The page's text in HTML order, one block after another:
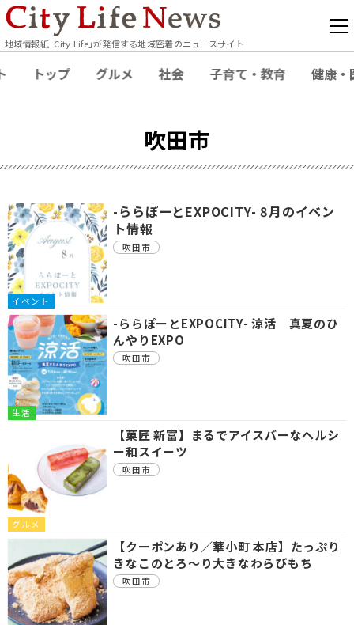
地域情報紙｢City Life｣が発信する地域密着のニュースサイト
トップ グルメ 社会 子育て・教育 健康・
吹田市
イベント
-ららぽーとEXPOCITY- 8月のイベン
ト情報
吹田市
生活
-ららぽーとEXPOCITY- 涼活 真夏のひ
んやりEXPO
吹田市
グルメ
【菓匠 新富】まるでアイスバーなヘルシ
ー和スイーツ
吹田市
【クーポンあり／華小町 本店】たっぷり
きなこのとろ〜り大きなわらびもち
吹田市